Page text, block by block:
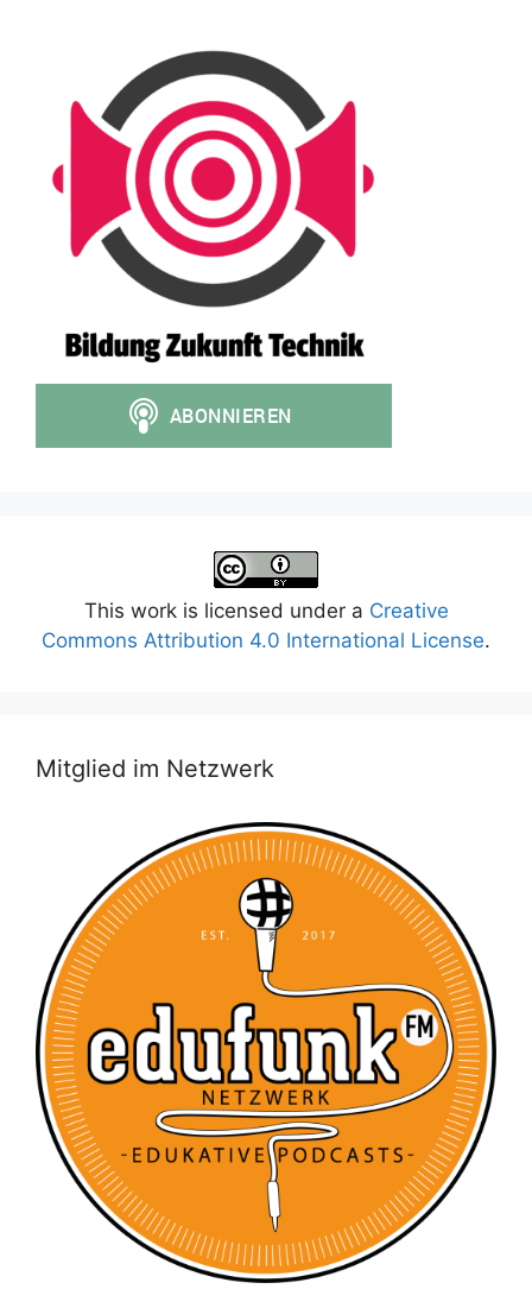
This work is licensed under a Creative
Commons Attribution 4.0 International License.
Mitglied im Netzwerk